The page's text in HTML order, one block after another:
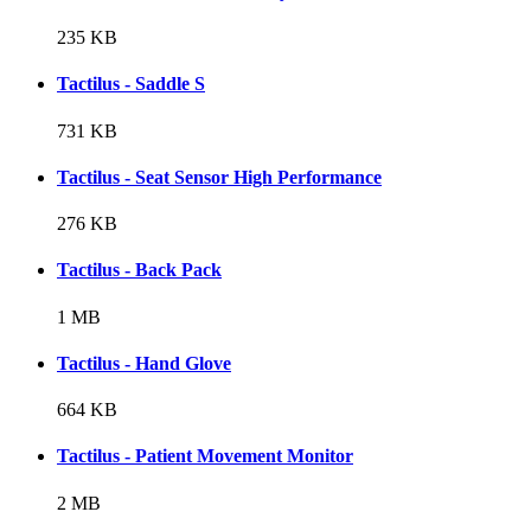
235 KB
Tactilus - Saddle S
731 KB
Tactilus - Seat Sensor High Performance
276 KB
Tactilus - Back Pack
1 MB
Tactilus - Hand Glove
664 KB
Tactilus - Patient Movement Monitor
2 MB